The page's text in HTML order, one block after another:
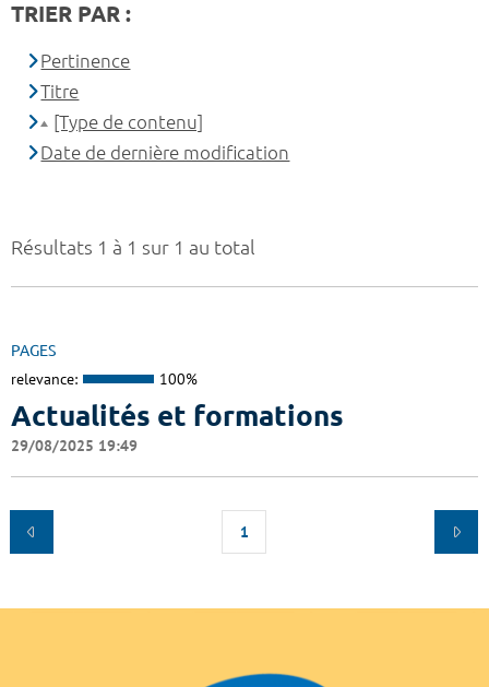
Résultats 1 à 1 sur 1 au total
PAGES
relevance: 100%
Actualités et formations
29/08/2025 19:49
1
TRIER PAR :
Pertinence
Titre
[Type de contenu]
Date de dernière modification